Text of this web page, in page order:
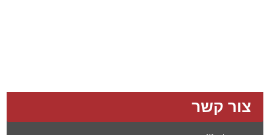
צור קשר
שם מלא:(*)